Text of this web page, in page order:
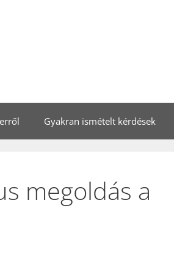
Gyakran ismételt kérdések
megoldás a